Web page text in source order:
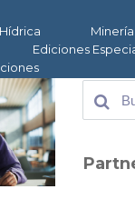
Minería
Ediciones